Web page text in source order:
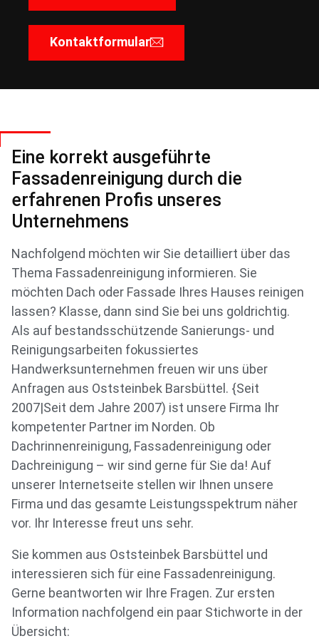
Kontaktformular
Eine korrekt ausgeführte
Fassadenreinigung durch die
erfahrenen Profis unseres
Unternehmens
Nachfolgend möchten wir Sie detailliert über das
Thema Fassadenreinigung informieren. Sie
möchten Dach oder Fassade Ihres Hauses reinigen
lassen? Klasse, dann sind Sie bei uns goldrichtig.
Als auf bestandsschützende Sanierungs- und
Reinigungsarbeiten fokussiertes
Handwerksunternehmen freuen wir uns über
Anfragen aus Oststeinbek Barsbüttel. {Seit
2007|Seit dem Jahre 2007) ist unsere Firma Ihr
kompetenter Partner im Norden. Ob
Dachrinnenreinigung, Fassadenreinigung oder
Dachreinigung – wir sind gerne für Sie da! Auf
unserer Internetseite stellen wir Ihnen unsere
Firma und das gesamte Leistungsspektrum näher
vor. Ihr Interesse freut uns sehr.
Sie kommen aus Oststeinbek Barsbüttel und
interessieren sich für eine Fassadenreinigung.
Gerne beantworten wir Ihre Fragen. Zur ersten
Information nachfolgend ein paar Stichworte in der
Übersicht: